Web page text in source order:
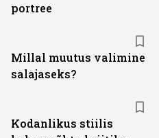
portree
Millal muutus valimine
salajaseks?
Kodanlikus stiilis